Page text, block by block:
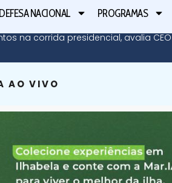
DEFESA NACIONAL PROGRAMAS
na corrida presidencial, avalia CEO
AO VIVO